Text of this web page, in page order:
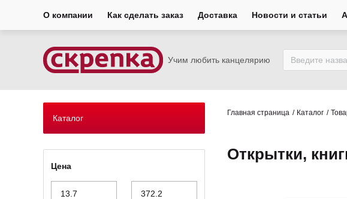
О компании Как сделать заказ Доставка Новости и статьи
Учим любить канцелярию
Каталог
Цена
Главная страница Каталог
Открытки,